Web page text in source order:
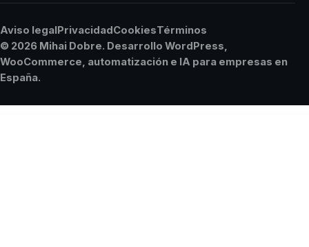
Aviso legalPrivacidadCookiesTérminos
© 2026 Mihai Dobre. Desarrollo WordPress,
WooCommerce, automatización e IA para empresas en
España.